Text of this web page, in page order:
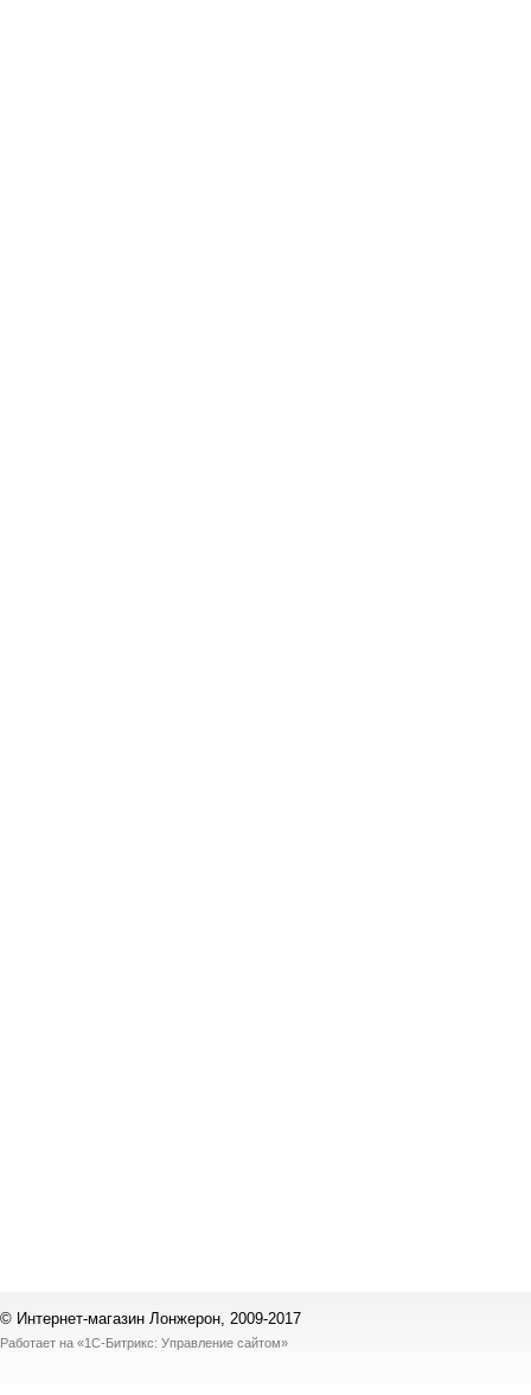
© Интернет-магазин Лонжерон, 2009-2017
Работает на «1С-Битрикс: Управление сайтом»